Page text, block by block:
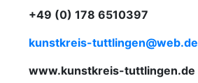
+49 (0) 178 6510397
kunstkreis-tuttlingen@web.de
www.kunstkreis-tuttlingen.de